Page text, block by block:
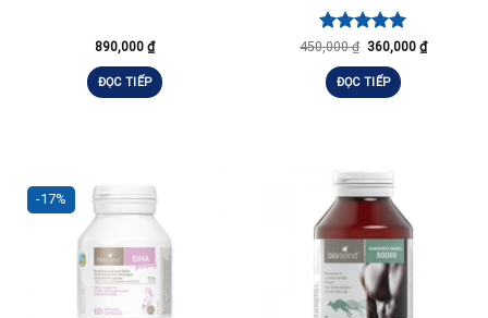
890,000 ₫
ĐỌC TIẾP
Được xếp
hạng5.00
5 sao
450,000₫ 360,000 ₫
ĐỌC TIẾP
-17%